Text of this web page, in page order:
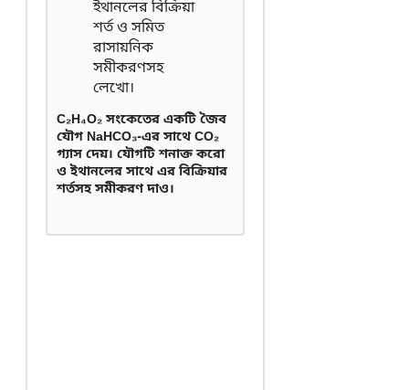
C₂H₄O₂ সংকেতের একটি জৈব
যৌগ NaHCO₃-এর সাথে CO₂
গ্যাস দেয়। যৌগটি শনাক্ত করো
ও ইথানলের সাথে এর বিক্রিয়ার
শর্তসহ সমীকরণ দাও।